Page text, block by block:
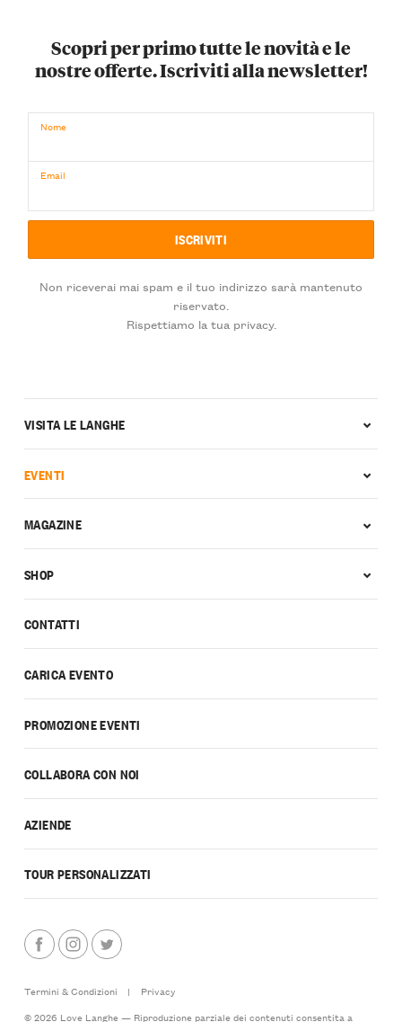
Scopri per primo tutte le novità e le
nostre offerte. Iscriviti alla newsletter!
Nome
Email
Non riceverai mai spam e il tuo indirizzo sarà mantenuto
riservato.
Rispettiamo la tua privacy.
CONTATTI
CARICA EVENTO
PROMOZIONE EVENTI
COLLABORA CON NOI
AZIENDE
TOUR PERSONALIZZATI
VISITA LE LANGHE
EVENTI
MAGAZINE
SHOP
Termini & Condizioni |
Privacy
© 2026 Love Langhe — Riproduzione parziale dei contenuti consentita a